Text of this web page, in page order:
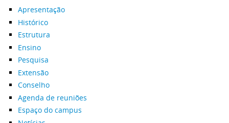
Apresentação
Histórico
Estrutura
Ensino
Pesquisa
Extensão
Conselho
Agenda de reuniões
Espaço do campus